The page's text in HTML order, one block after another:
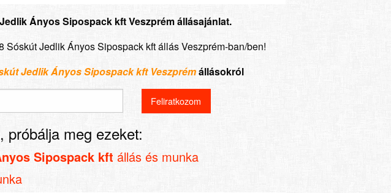
Ányos Sipospack kft Veszprém állásajánlat.
Sóskút Jedlik Ányos Sipospack kft állás Veszprém-ban/ben!
Jedlik Ányos Sipospack kft Veszprémállásokról
próbálja meg ezeket:
Sipospack kft állás és munka